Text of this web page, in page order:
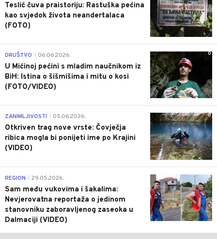
Teslić čuva praistoriju: Rastuška pećina
kao svjedok života neandertalaca
(FOTO)
0
DRUŠTVO 06.06.2026.
U Mićinoj pećini s mladim naučnikom iz
BiH: Istina o šišmišima i mitu o kosi
(FOTO/VIDEO)
0
ZANIMLJIVOSTI 05.06.2026.
Otkriven trag nove vrste: Čovječja
ribica mogla bi ponijeti ime po Krajini
(VIDEO)
0
REGION 29.05.2026.
Sam među vukovima i šakalima:
Nevjerovatna reportaža o jedinom
stanovniku zaboravljenog zaseoka u
Dalmaciji (VIDEO)